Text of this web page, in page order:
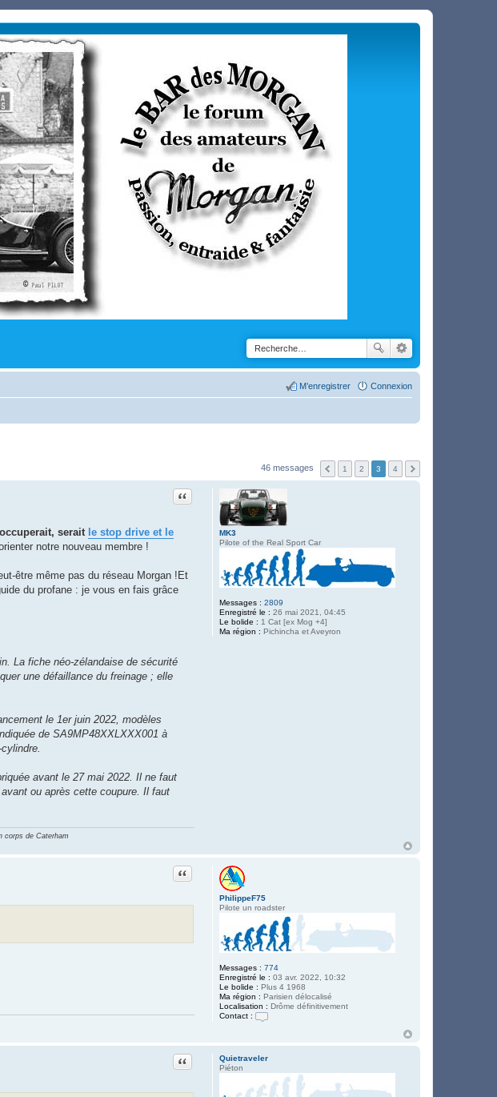
Connexion
M’enregistrer
46 messages 1 2 3 4
MK3
Pilote of the Real Sport Car
Messages : 2809
Enregistré le : 26 mai 2021, 04:45
Le bolide : 1 Cat [ex Mog +4]
Ma région : Pichincha et Aveyron
Citation
serait le stop drive et le
notre nouveau membre !
être même pas du réseau Morgan !Et
du profane : je vous en fais grâce
La fiche néo-zélandaise de sécurité
une défaillance du freinage ; elle
le 1er juin 2022, modèles
de SA9MP48XXLXXX001 à
avant le 27 mai 2022. Il ne faut
ou après cette coupure. Il faut
corps de Caterham
PhilippeF75
Pilote un roadster
Messages : 774
Enregistré le : 03 avr. 2022, 10:32
Le bolide : Plus 4 1968
Ma région : Parisien délocalisé
Localisation : Drôme définitivement
Contact :
n
c
Citation
Quietraveler
Piéton
Citation